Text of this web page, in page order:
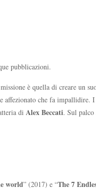
pubblicazioni.
è quella di creare un
che fa
di Alex Beccati. Sul
world” (2017) e “The 7